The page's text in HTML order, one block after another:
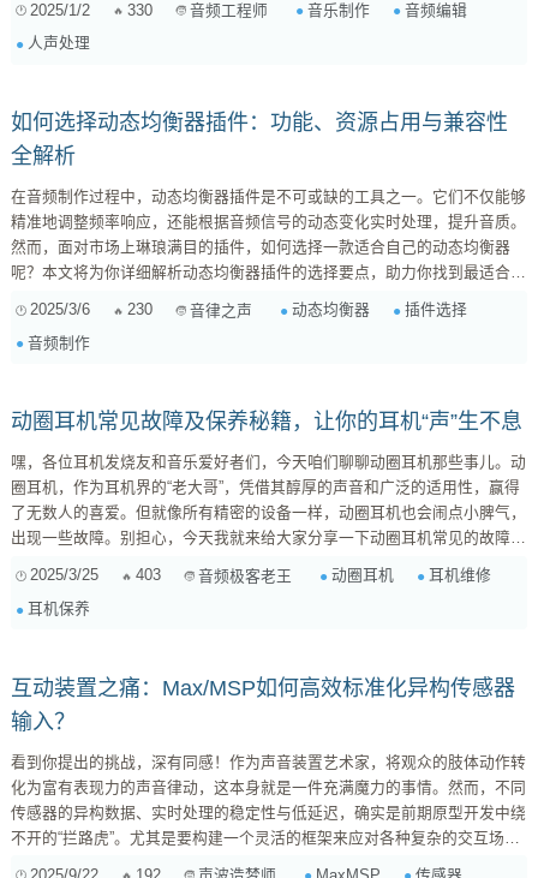
用户不仅校正音高，还可以调整音色、节奏及音符的持续时间。以下是
2025/1/2 330 音频工程师 音乐制作
音频编辑
人声处理
如何选择动态均衡器插件：功能、资源占用与兼容性
全解析
在音频制作过程中，动态均衡器插件是不可或缺的工具之一。它们不仅能够
精准地调整频率响应，还能根据音频信号的动态变化实时处理，提升音质。
然而，面对市场上琳琅满目的插件，如何选择一款适合自己的动态均衡器
呢？本文将为你详细解析动态均衡器插件的选择要点，助力你找到最适合的
明确自己的需求。动态均衡器的主要功能包括频率调整、动态处理、多频段
控制等。不同的插件在这些功能上会有所侧重，因此你需要根据实际使用场
2025/3/6 230 音律之声 动态均衡器
插件选择
音频制作
动圈耳机常见故障及保养秘籍，让你的耳机“声”生不息
嘿，各位耳机发烧友和音乐爱好者们，今天咱们聊聊动圈耳机那些事儿。动
圈耳机，作为耳机界的“老大哥”，凭借其醇厚的声音和广泛的适用性，赢得
了无数人的喜爱。但就像所有精密的设备一样，动圈耳机也会闹点小脾气，
出现一些故障。别担心，今天我就来给大家分享一下动圈耳机常见的故障及
解决方法，还有日常保养的小窍门，让你的耳机“声”生不息！ 咱们先来说
说，动圈耳机为啥这么受欢迎？ 动圈耳机的工作原理，简单来说，就是通
过电流驱动线圈，线圈产生磁场，与永磁体相互作用，推动振膜振动，从而
2025/3/25 403 音频极客老王 动圈耳机
耳机维修
耳机保养
互动装置之痛：Max/MSP如何高效标准化异构传感器
输入？
看到你提出的挑战，深有同感！作为声音装置艺术家，将观众的肢体动作转
化为富有表现力的声音律动，这本身就是一件充满魔力的事情。然而，不同
传感器的异构数据、实时处理的稳定性与低延迟，确实是前期原型开发中绕
不开的“拦路虎”。尤其是要构建一个灵活的框架来应对各种复杂的交互场
2025/9/22 192 MaxMSP 传感器